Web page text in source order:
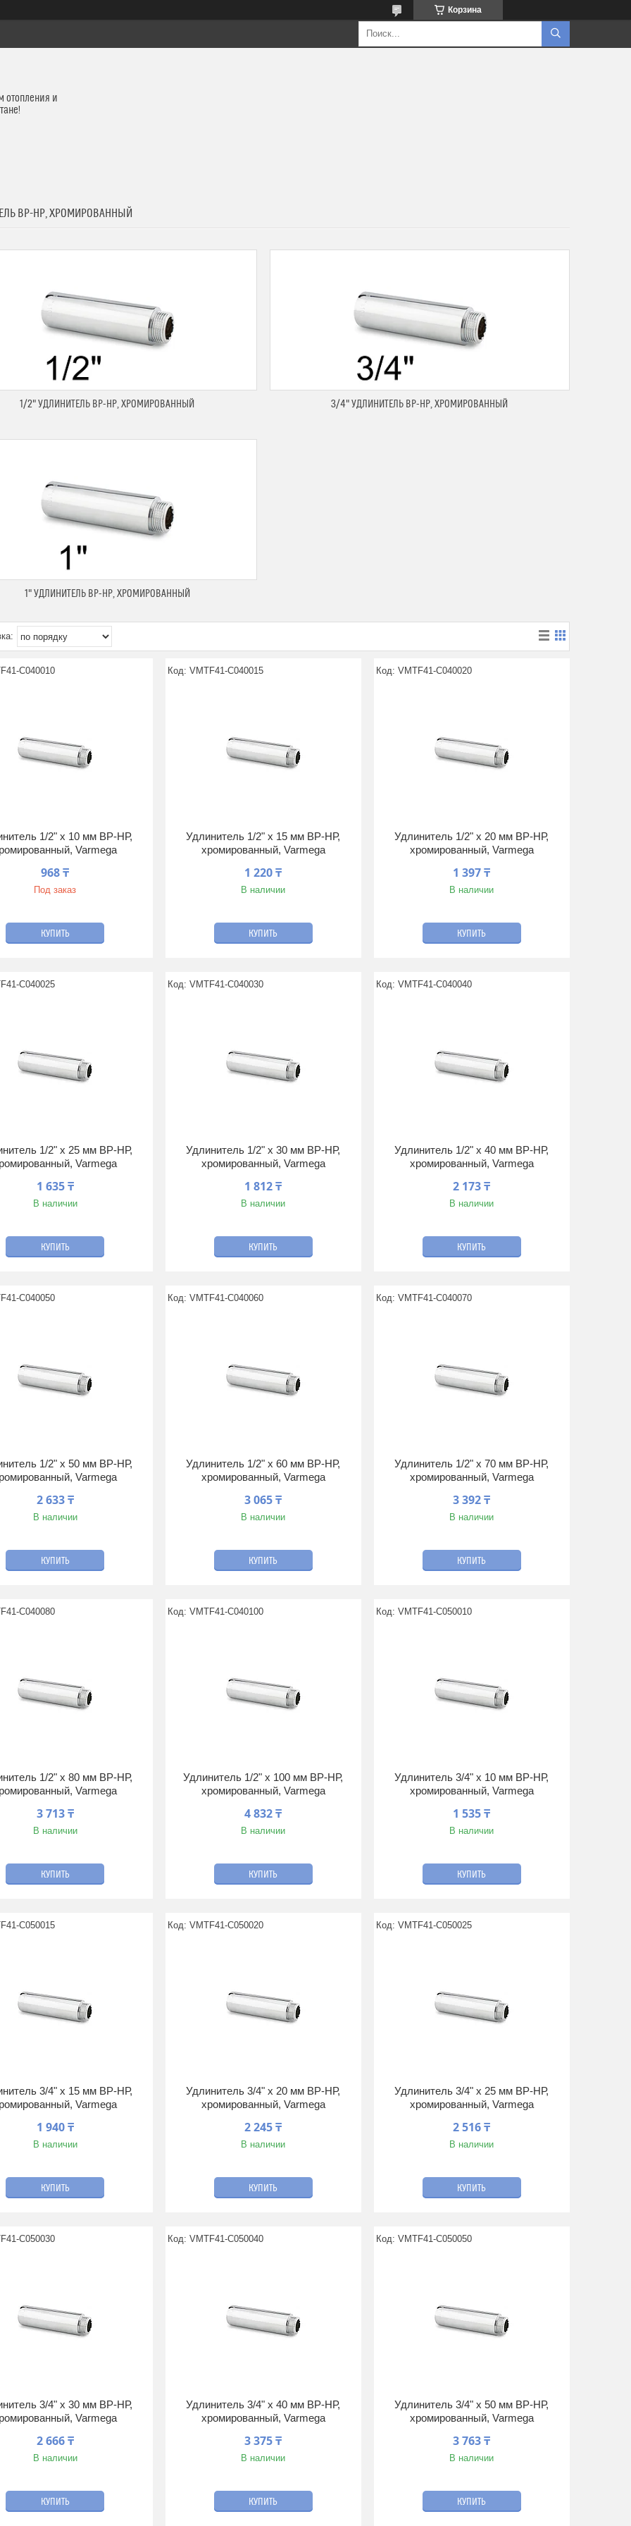
Корзина
отопления и
ВР-НР, ХРОМИРОВАННЫЙ
1/2" УДЛИНИТЕЛЬ ВР-НР, ХРОМИРОВАННЫЙ 3/4" УДЛИНИТЕЛЬ ВР-НР, ХРОМИРОВАННЫЙ
1" УДЛИНИТЕЛЬ ВР-НР, ХРОМИРОВАННЫЙ
C040010
1/2" x 10 мм ВР-НР,
Varmega
968 ₸
Под заказ
КУПИТЬ
VMTF41-C040015
Удлинитель 1/2" x 15 мм ВР-НР,
хромированный, Varmega
1 220 ₸
В наличии
КУПИТЬ
VMTF41-C040020
Удлинитель 1/2" x 20 мм ВР-НР,
хромированный, Varmega
1 397 ₸
В наличии
КУПИТЬ
C040025
1/2" x 25 мм ВР-НР,
Varmega
1 635 ₸
В наличии
КУПИТЬ
VMTF41-C040030
Удлинитель 1/2" x 30 мм ВР-НР,
хромированный, Varmega
1 812 ₸
В наличии
КУПИТЬ
VMTF41-C040040
Удлинитель 1/2" x 40 мм ВР-НР,
хромированный, Varmega
2 173 ₸
В наличии
КУПИТЬ
C040050
1/2" x 50 мм ВР-НР,
Varmega
2 633 ₸
В наличии
КУПИТЬ
VMTF41-C040060
Удлинитель 1/2" x 60 мм ВР-НР,
хромированный, Varmega
3 065 ₸
В наличии
КУПИТЬ
VMTF41-C040070
Удлинитель 1/2" x 70 мм ВР-НР,
хромированный, Varmega
3 392 ₸
В наличии
КУПИТЬ
C040080
1/2" x 80 мм ВР-НР,
Varmega
3 713 ₸
В наличии
КУПИТЬ
VMTF41-C040100
Удлинитель 1/2" x 100 мм ВР-НР,
хромированный, Varmega
4 832 ₸
В наличии
КУПИТЬ
VMTF41-C050010
Удлинитель 3/4" x 10 мм ВР-НР,
хромированный, Varmega
1 535 ₸
В наличии
КУПИТЬ
C050015
3/4" x 15 мм ВР-НР,
Varmega
1 940 ₸
В наличии
КУПИТЬ
VMTF41-C050020
Удлинитель 3/4" x 20 мм ВР-НР,
хромированный, Varmega
2 245 ₸
В наличии
КУПИТЬ
VMTF41-C050025
Удлинитель 3/4" x 25 мм ВР-НР,
хромированный, Varmega
2 516 ₸
В наличии
КУПИТЬ
C050030
3/4" x 30 мм ВР-НР,
Varmega
2 666 ₸
В наличии
КУПИТЬ
VMTF41-C050040
Удлинитель 3/4" x 40 мм ВР-НР,
хромированный, Varmega
3 375 ₸
В наличии
КУПИТЬ
VMTF41-C050050
Удлинитель 3/4" x 50 мм ВР-НР,
хромированный, Varmega
3 763 ₸
В наличии
КУПИТЬ